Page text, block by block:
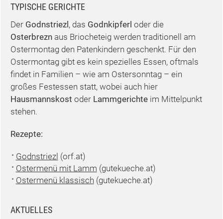
TYPISCHE GERICHTE
Der Godnstriezl , das Godnkipferl oder die
Osterbreznaus Briocheteig werden traditionell am
Ostermontag den Patenkindern geschenkt. Für den
Ostermontag gibt es kein spezielles Essen, oftmals
findet in Familien – wie am Ostersonntag – ein
großes Festessen statt, wobei auch hier
Hausmannskost oder Lammgerichteim Mittelpunkt
stehen.
Rezepte:
Godnstriezl (orf.at)
Ostermenü mit Lamm (gutekueche.at)
Ostermenü klassisch (gutekueche.at)
AKTUELLES